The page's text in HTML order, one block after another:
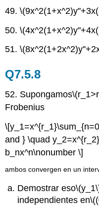
49.
50.
51.
Q7.5.8
52. Supongamos
Frobenius
and } \quad
b_nx^n\nonumber \]
ambos convergen en un
Demostrar eso
independientes en